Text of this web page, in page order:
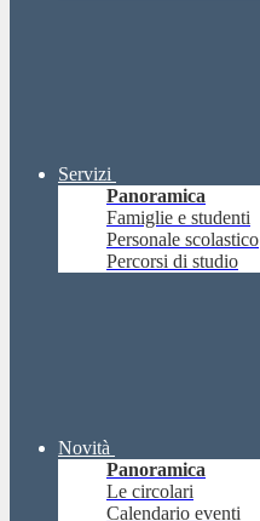
Servizi
Panoramica
Famiglie e studenti
Personale scolastico
Percorsi di studio
Novità
Panoramica
Le circolari
Calendario eventi